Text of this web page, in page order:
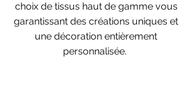
choix de tissus haut de gamme vous
garantissant des créations uniques et
une décoration entièrement
personnalisée.